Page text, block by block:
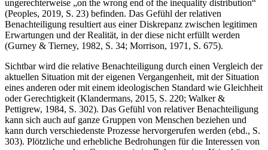
ungerechterweise „on the wrong end of the inequality distribution“
(Peoples, 2019, S. 23) befinden. Das Gefühl der relativen
Benachteiligung resultiert aus einer Diskrepanz zwischen legitimen
Erwartungen und der Realität, in der diese nicht erfüllt werden
(Gurney & Tierney, 1982, S. 34; Morrison, 1971, S. 675).
Sichtbar wird die relative Benachteiligung durch einen Vergleich der
aktuellen Situation mit der eigenen Vergangenheit, mit der Situation
eines anderen oder mit einem ideologischen Standard wie Gleichheit
oder Gerechtigkeit (Klandermans, 2015, S. 220; Walker &
Pettigrew, 1984, S. 302). Das Gefühl von relativer Benachteiligung
kann sich auch auf ganze Gruppen von Menschen beziehen und
kann durch verschiedenste Prozesse hervorgerufen werden (ebd., S.
303). Plötzliche und erhebliche Bedrohungen für die Interessen von